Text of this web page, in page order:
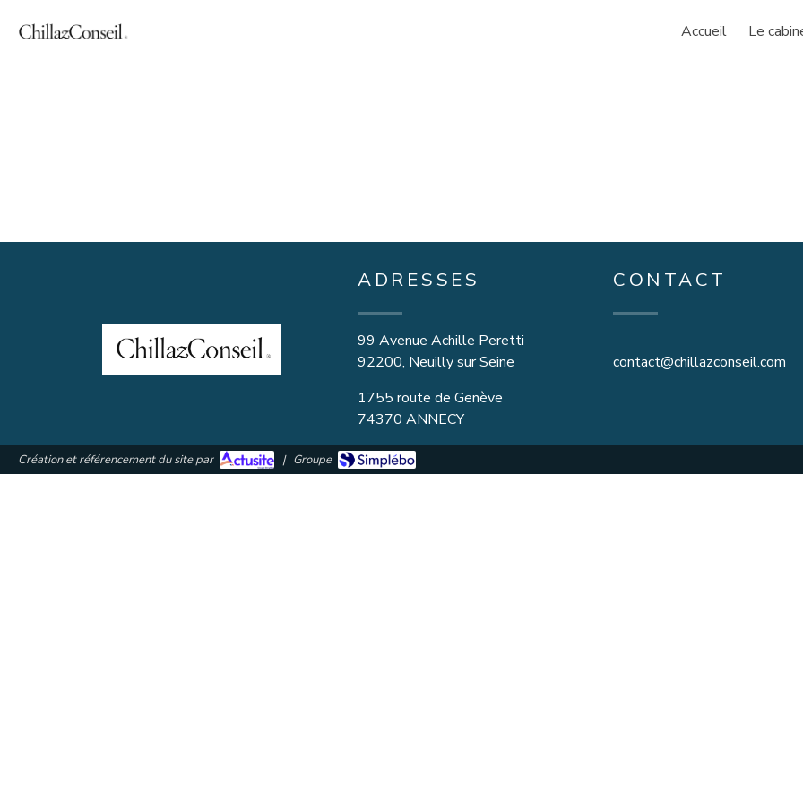
Accueil Le
ADRESSES
99 Avenue Achille Peretti
92200, Neuilly sur Seine
1755 route de Genève
74370 ANNECY
CONTACT
contact@chillazconseil.com
Création et référencement du site par | Groupe